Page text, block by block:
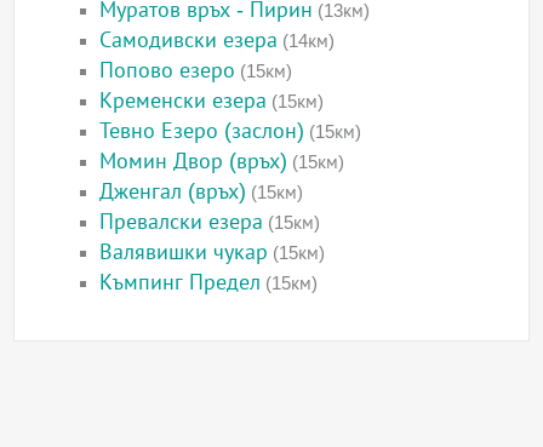
Муратов връх - Пирин (13км)
Самодивски езера (14км)
Попово езеро (15км)
Кременски езера (15км)
Тевно Езеро (заслон) (15км)
Момин Двор (връх) (15км)
Дженгал (връх) (15км)
Превалски езера (15км)
Валявишки чукар (15км)
Къмпинг Предел (15км)